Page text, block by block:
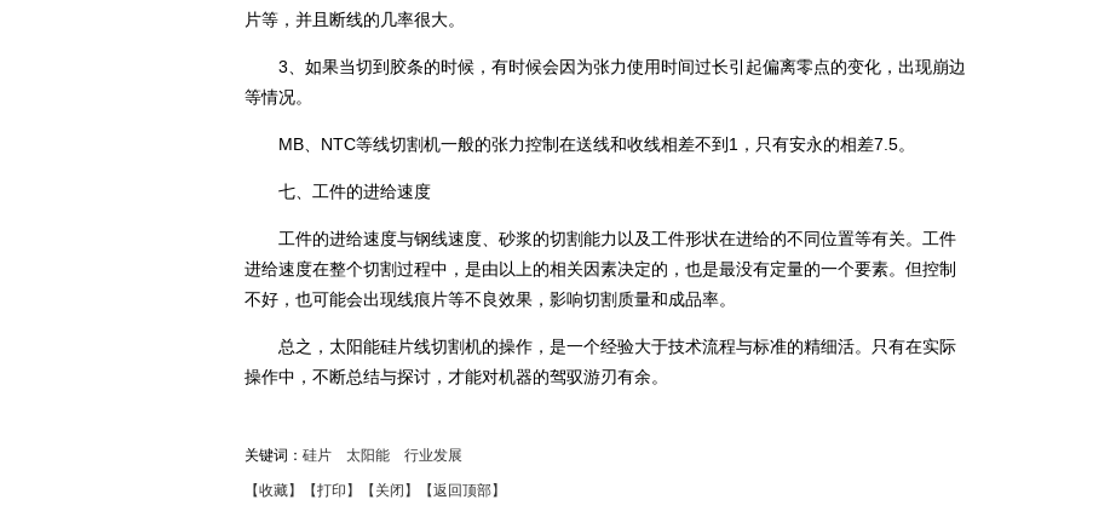
片等，并且断线的几率很大。
3、如果当切到胶条的时候，有时候会因为张力使用时间过长引起偏离零点的变化，出现崩边
等情况。
MB、NTC等线切割机一般的张力控制在送线和收线相差不到1，只有安永的相差7.5。
七、工件的进给速度
工件的进给速度与钢线速度、砂浆的切割能力以及工件形状在进给的不同位置等有关。工件
进给速度在整个切割过程中，是由以上的相关因素决定的，也是最没有定量的一个要素。但控制
不好，也可能会出现线痕片等不良效果，影响切割质量和成品率。
总之，太阳能硅片线切割机的操作，是一个经验大于技术流程与标准的精细活。只有在实际
操作中，不断总结与探讨，才能对机器的驾驭游刃有余。
关键词： 硅片 太阳能 行业发展
【收藏】 【打印】 【关闭】 【返回顶部】